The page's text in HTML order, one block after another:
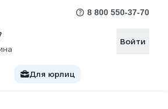
8 800 550-37-70
Войти
Для юрлиц